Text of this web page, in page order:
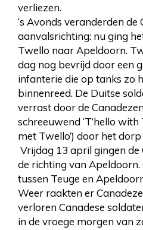
verliezen.
‘s Avonds veranderden de
aanvalsrichting: nu ging
Twello naar Apeldoorn.
dag nog bevrijd door een
infanterie die op tanks zo
binnenreed. De Duitse
verrast door de
schreeuwend ‘T’hello with
met Twello’) door het
Vrijdag 13 april gingen de
de richting van
tussen Teuge en
Weer raakten er
verloren Canadese
in de vroege morgen van